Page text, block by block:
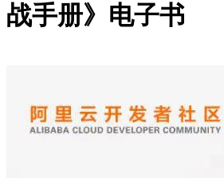
战手册》电子书